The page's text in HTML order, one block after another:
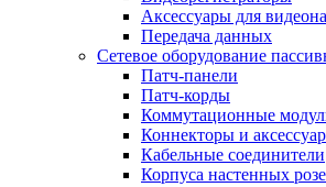
Аксессуары для
Передача данных
Сетевое оборудование
Патч-панели
Патч-корды
Коммутационные
Коннекторы и
Кабельные соединители
Корпуса настенных